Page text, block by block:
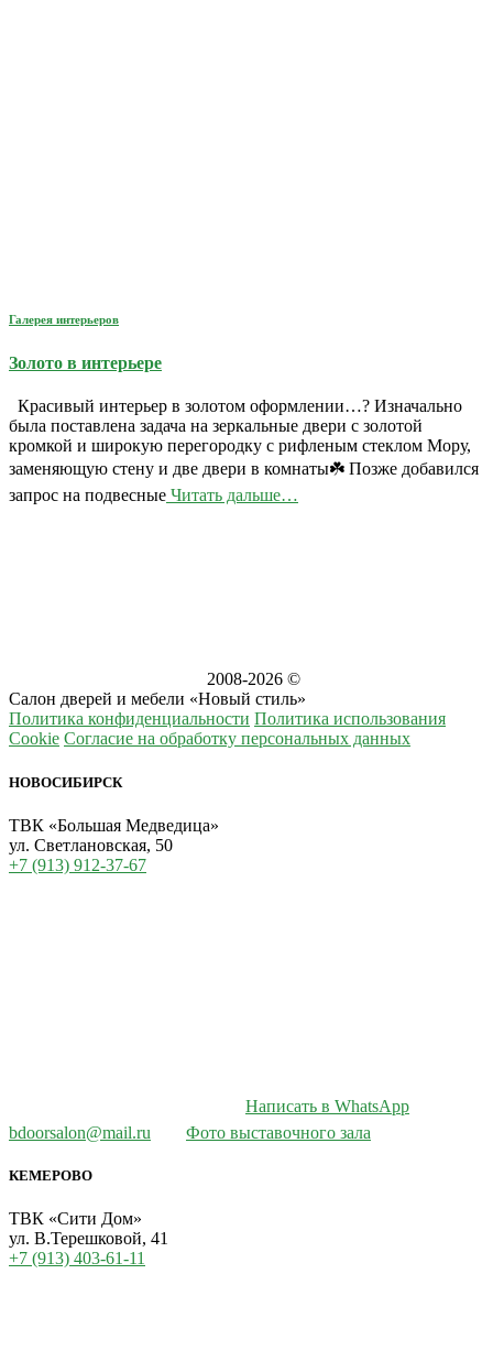
Галерея интерьеров
Золото в интерьере
Красивый интерьер в золотом оформлении…? Изначально
была поставлена задача на зеркальные двери с золотой
кромкой и широкую перегородку с рифленым стеклом Мору,
заменяющую стену и две двери в комнаты☘️ Позже добавился
запрос на подвесные Читать дальше…
2008-2026 ©
Салон дверей и мебели «Новый стиль»
Политика конфиденциальности Политика использования
Cookie Согласие на обработку персональных данных
НОВОСИБИРСК
ТВК «Большая Медведица»
ул. Светлановская, 50
+7 (913) 912-37-67
Написать в WhatsApp
bdoorsalon@mail.ru
Фото выставочного зала
КЕМЕРОВО
ТВК «Сити Дом»
ул. В.Терешковой, 41
+7 (913) 403-61-11